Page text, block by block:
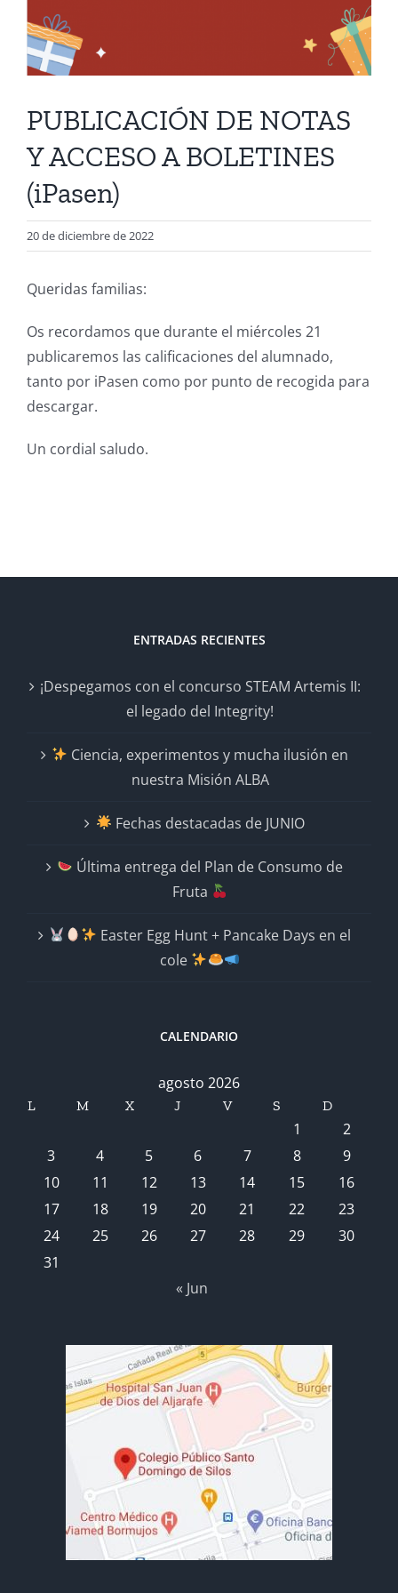
PUBLICACIÓN DE NOTAS
Y ACCESO A BOLETINES
(iPasen)
20 de diciembre de 2022
Queridas familias:
Os recordamos que durante el miércoles 21
publicaremos las calificaciones del alumnado,
tanto por iPasen como por punto de recogida para
descargar.
Un cordial saludo.
ENTRADAS RECIENTES
¡Despegamos con el concurso STEAM Artemis II:
el legado del Integrity!
Ciencia, experimentos y mucha ilusión en
nuestra Misión ALBA
Fechas destacadas de JUNIO
Última entrega del Plan de Consumo de
Fruta
Easter Egg Hunt + Pancake Days en el
cole
CALENDARIO
agosto 2026
L M X J V S D
1
2
3
4 5 6 7 8
9
10
11 12 13 14 15
16
17
18 19 20 21 22
23
24
25 26 27 28 29
30
31
« Jun